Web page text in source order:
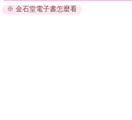
安裝電子書APP後，請依照提示
※ 金石堂電子書怎麼看